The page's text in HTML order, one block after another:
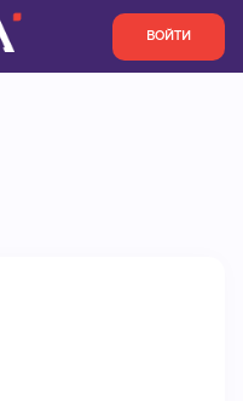
ВОЙТИ